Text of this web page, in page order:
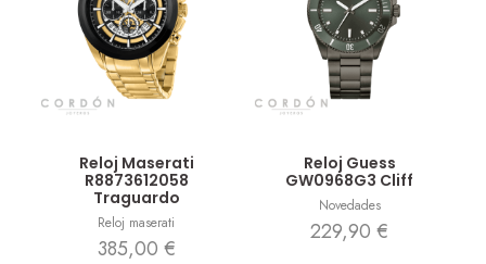
Reloj Maserati
R8873612058
Traguardo
Reloj maserati
385,00 €
Reloj Guess
GW0968G3 Cliff
Novedades
229,90€